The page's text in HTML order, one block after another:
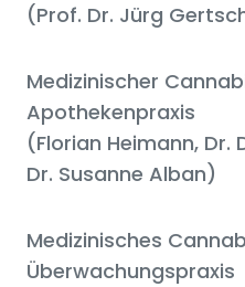
(Prof. Dr. Jürg
Medizinischer
Apothekenpraxis
(Florian Heimann, Dr.
Dr. Susanne Alban)
Medizinisches
Überwachungspraxis